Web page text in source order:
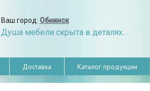
Ваш город: Обнинск
Душа мебели скрыта в деталях....
Доставка Каталог продукции